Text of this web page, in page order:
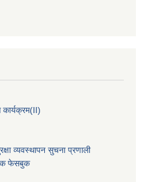
(II)
व्यवस्थापन सुचना प्रणाली
फेसबुक